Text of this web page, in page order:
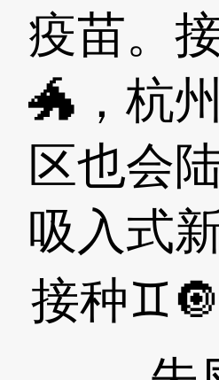
疫苗。
🐲，杭
区也会
吸入式
接种